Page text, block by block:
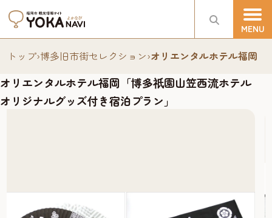
トップ›博多旧市街セレクション›オリエンタルホテル福岡「
オリエンタルホテル福岡「博多祇園山笠西流ホテル
オリジナルグッズ付き宿泊プラン」